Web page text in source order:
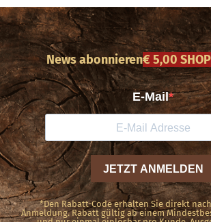
News abonnieren€ 5,00
*Den Rabatt-Code erhalten Sie direkt
Anmeldung. Rabatt gültig ab einem